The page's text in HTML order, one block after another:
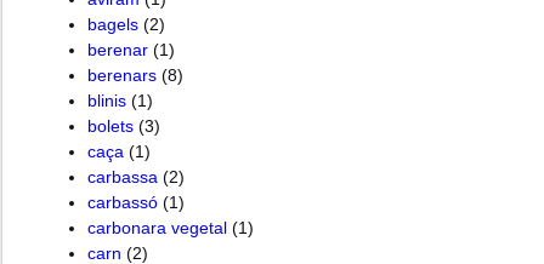
bagels (2)
berenar (1)
berenars (8)
blinis (1)
bolets (3)
caça (1)
carbassa (2)
carbassó (1)
carbonara vegetal (1)
carn (2)